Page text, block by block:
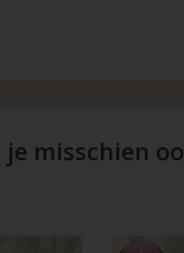
misschien